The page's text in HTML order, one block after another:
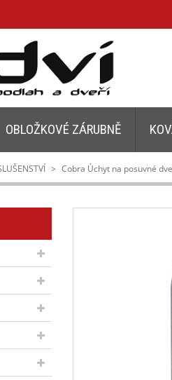
OBLOŽKOVÉ ZÁRUBNĚ
> Cobra Úchyt na posuvné